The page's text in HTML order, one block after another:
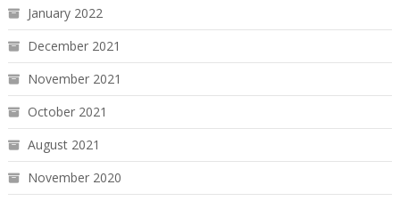
January 2022
December 2021
November 2021
October 2021
August 2021
November 2020